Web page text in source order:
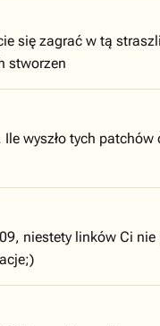
się zagrać w tą
stworzen
wyszło tych
niestety linków Ci